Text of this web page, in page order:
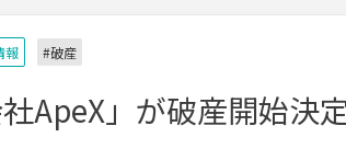
報 #破産
社ApeX」が破産開始決